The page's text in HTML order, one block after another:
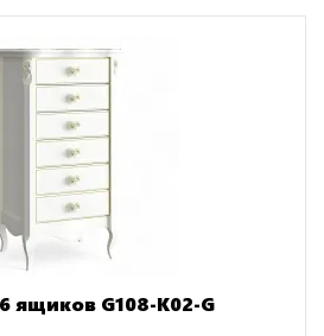
ящиков G108-K02-G